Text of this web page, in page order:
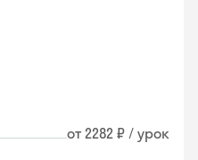
от 2282 ₽ / урок